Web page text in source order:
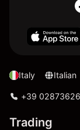
Italy Italian
+39
Trading